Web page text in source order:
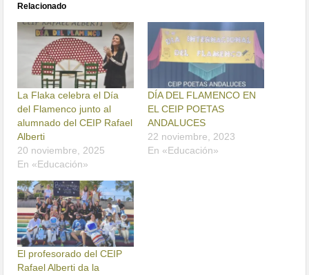
Relacionado
La Flaka celebra el Día
del Flamenco junto al
alumnado del CEIP Rafael
Alberti
20 noviembre, 2025
En «Educación»
DÍA DEL FLAMENCO EN
EL CEIP POETAS
ANDALUCES
22 noviembre, 2023
En «Educación»
El profesorado del CEIP
Rafael Alberti da la